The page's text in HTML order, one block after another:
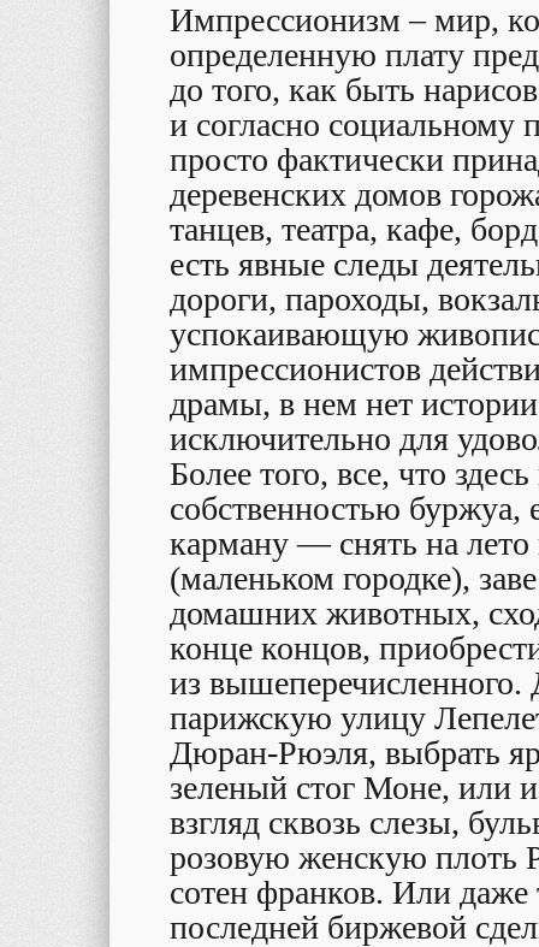
Импрессионизм – мир,
определенную плату
до того, как быть
и согласно
просто фактически
деревенских домов
танцев, театра, кафе,
есть явные следы
дороги, пароходы,
успокаивающую
импрессионистов
драмы, в нем нет
исключительно для
Более того, все, что
собственностью буржуа,
карману — снять на
(маленьком городке),
домашних животных,
конце концов,
из вышеперечисленного.
парижскую улицу
Дюран-Рюэля, выбрать
зеленый стог Моне, или
взгляд сквозь слезы,
розовую женскую плоть
сотен франков. Или даже
последней биржевой